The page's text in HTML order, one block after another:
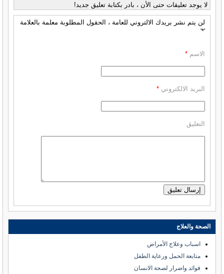
لا يوجد تعليقات حتى الأن ، بادر بكتابة تعليق جديد!
لن يتم نشر بريدك الالتروني للعامة ، الحقول المطلوبة معلمة بالعلامة
'*'
الاسم *
البريد الالكتروني *
التعليق
الصحة والعلاج
اسباب وعلاج الأمراض
متابعة الحمل ورعاية الطفل
فوائد واضرار لصحة الانسان